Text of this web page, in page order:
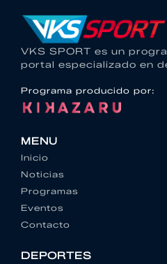
VKS SPORT es un
portal especializado en
Programa producido por:
MENU
Inicio
Noticias
Programas
Eventos
Contacto
DEPORTES